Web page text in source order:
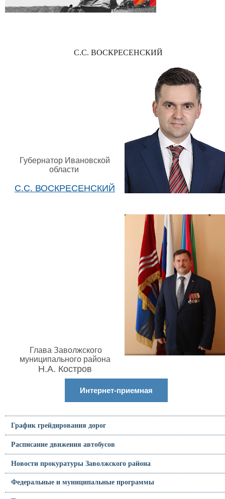
С.С. ВОСКРЕСЕНСКИЙ
Губернатор Ивановской
области
С.С. ВОСКРЕСЕНСКИЙ
Глава Заволжского
муниципального района
Н.А. Костров
Интернет-приемная
График грейдирования дорог
Расписание движения автобусов
Новости прокуратуры Заволжского района
Федеральные и муниципальные программы